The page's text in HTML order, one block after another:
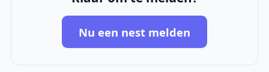
Nu een nest melden